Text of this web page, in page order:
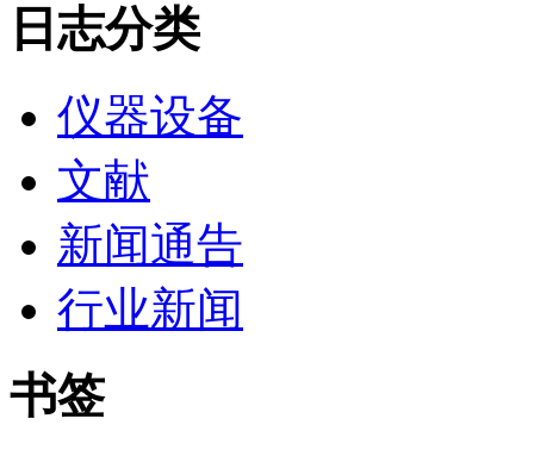
日志分类
仪器设备
文献
新闻通告
行业新闻
书签